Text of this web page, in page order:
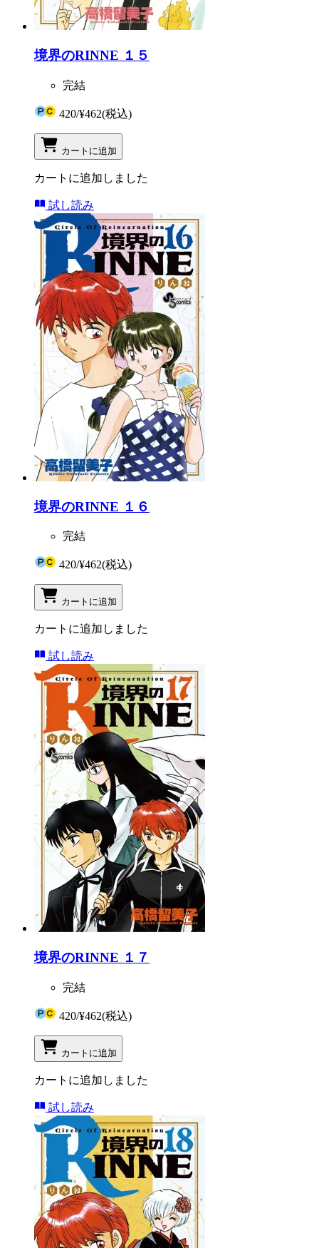
境界のRINNE １５
完結
420/¥462(税込)
カートに追加
カートに追加しました
試し読み
境界のRINNE １６
完結
420/¥462(税込)
カートに追加
カートに追加しました
試し読み
境界のRINNE １７
完結
420/¥462(税込)
カートに追加
カートに追加しました
試し読み